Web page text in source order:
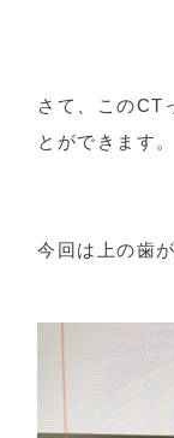
さて、このCT
とができます。
今回は上の歯